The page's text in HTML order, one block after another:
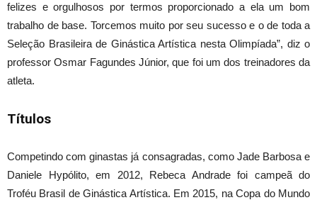
felizes e orgulhosos por termos proporcionado a ela um bom
trabalho de base. Torcemos muito por seu sucesso e o de toda a
Seleção Brasileira de Ginástica Artística nesta Olimpíada”, diz o
professor Osmar Fagundes Júnior, que foi um dos treinadores da
atleta.
Títulos
Competindo com ginastas já consagradas, como Jade Barbosa e
Daniele Hypólito, em 2012, Rebeca Andrade foi campeã do
Troféu Brasil de Ginástica Artística. Em 2015, na Copa do Mundo